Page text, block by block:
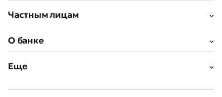
Частным лицам
О банке
Еще